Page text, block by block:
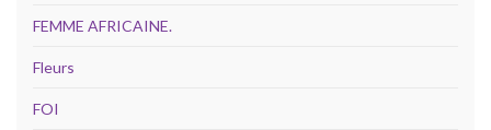
FEMME AFRICAINE.
Fleurs
FOI